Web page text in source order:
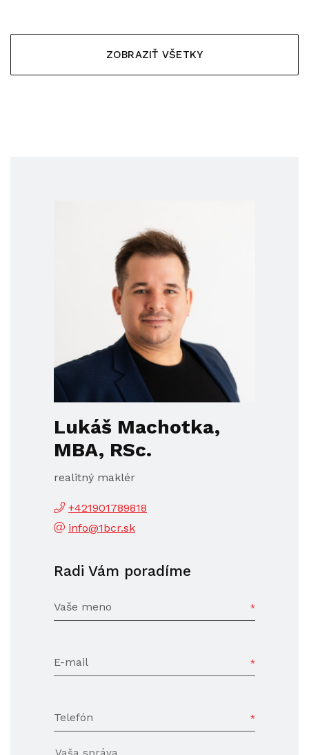
ZOBRAZIŤ VŠETKY
Lukáš Machotka,
MBA, RSc.
realitný maklér
+421901789818
info@1bcr.sk
Radi Vám poradíme
Vaše meno
E-mail
Telefón